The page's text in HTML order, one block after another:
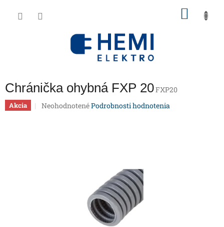
Chránička ohybná FXP 20FXP20
Akcia
Priemerné
NeohodnotenéPodrobnosti hodnotenia